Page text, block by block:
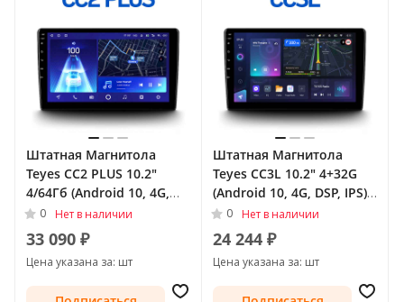
Штатная Магнитола
Teyes CC2 PLUS 10.2"
4/64Гб (Android 10, 4G,
DSP, QLed) для Nissan
Sunny N17 Рестайлинг
2014 -
0 Нет в наличии
33 090 ₽
Цена указана за: шт
Штатная Магнитола
Teyes CC3L 10.2" 4+32G
(Android 10, 4G, DSP, IPS)
для Nissan Sunny N17
Рестайлинг 2014 - Тип-F1
(левый руль)
0 Нет в наличии
24 244 ₽
Цена указана за: шт